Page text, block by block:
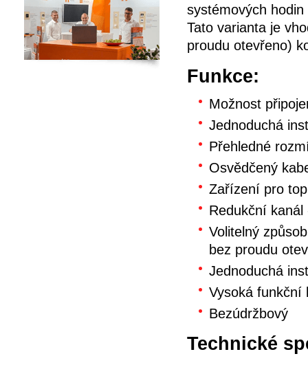
systémových
Tato varianta je
proudu otevřeno)
Funkce:
Možnost
Jednoduchá
Přehledné
Osvědčený
Zařízení pro
Redukční
Volitelný
bez proudu
Jednoduchá
Vysoká funkční
Bezúdržbový
Technické